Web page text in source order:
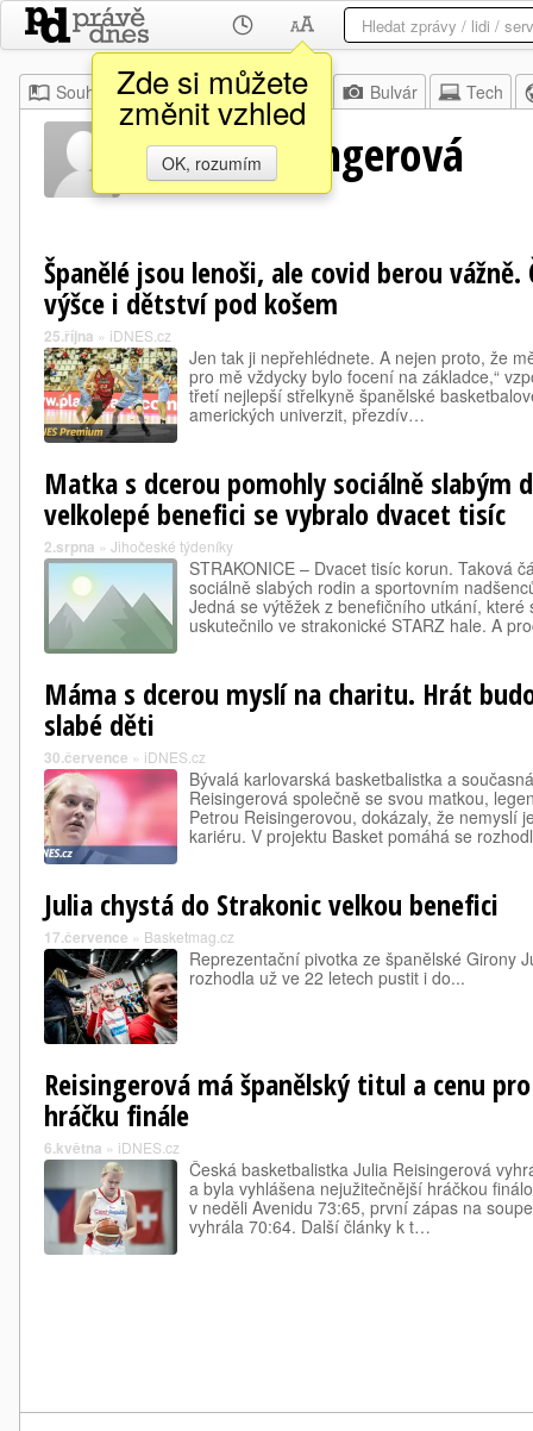
Zde si můžete
změnit vzhled
OK, rozumím
Souhrn Moje Z domova Bulvár Tech
Petra Reisingerová
Španělé jsou lenoši, ale covid berou
výšce i dětství pod košem
25.října » iDNES.cz
Jen tak ji nepřehlédnete. A nejen proto, že
pro mě vždycky bylo focení na základce,“
třetí nejlepší střelkyně španělské
amerických univerzit, přezdív…
Matka s dcerou pomohly sociálně slabým
velkolepé benefici se vybralo dvacet tisíc
2.srpna » Jihočeské týdeníky
STRAKONICE – Dvacet tisíc korun. Taková
sociálně slabých rodin a sportovním
Jedná se výtěžek z benefičního utkání,
uskutečnilo ve strakonické STARZ hale. A
Máma s dcerou myslí na charitu. Hrát
slabé děti
30.července » iDNES.cz
Bývalá karlovarská basketbalistka a
Reisingerová společně se svou matkou,
Petrou Reisingerovou, dokázaly, že nemyslí
kariéru. V projektu Basket pomáhá se
Julia chystá do Strakonic velkou benefici
17.července » Basketmag.cz
Reprezentační pivotka ze španělské Girony
rozhodla už ve 22 letech pustit i do...
Reisingerová má španělský titul a cenu
hráčku finále
6.května » iDNES.cz
Česká basketbalistka Julia Reisingerová
a byla vyhlášena nejužitečnější hráčkou
v neděli Avenidu 73:65, první zápas na
vyhrála 70:64. Další články k t…